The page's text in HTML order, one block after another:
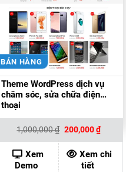
BÁN HÀNG
Theme WordPress dịch vụ
chăm sóc, sửa chữa điện
thoại
1,000,000₫ Giá
là:
1,000,000 ₫.
200,000₫Giá
hiện
tại
là:
Xem
Demo
Xem chi
tiết